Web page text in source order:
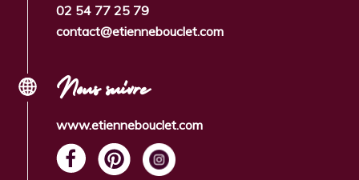
02 54 77 25 79
contact@etiennebouclet.com
Nous suivre
www.etiennebouclet.com